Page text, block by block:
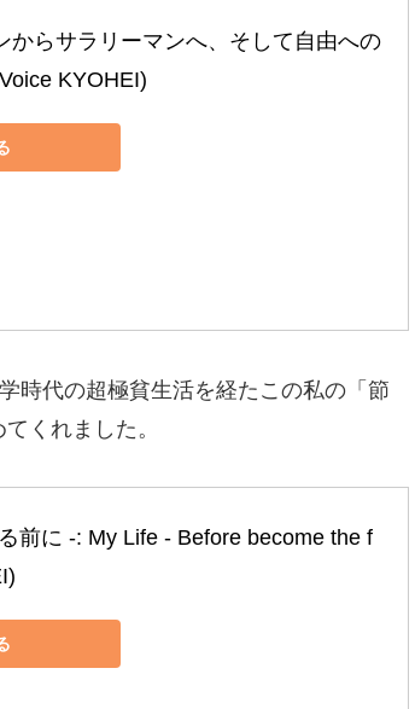
からサラリーマンへ、そして自由への
KYOHEI)
時代の超極貧生活を経たこの私の「節
くれました。
前に ‐: My Life ‐ Before become the f